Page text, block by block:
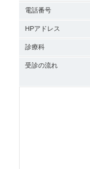
電話番号
HPアドレス
診療科
受診の流れ